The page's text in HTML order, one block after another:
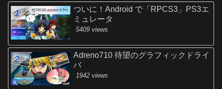
ついに！Android で「RPCS3」PS3エ
ミュレータ
5409 views
Adreno710 待望のグラフィックドライ
バ
1942 views